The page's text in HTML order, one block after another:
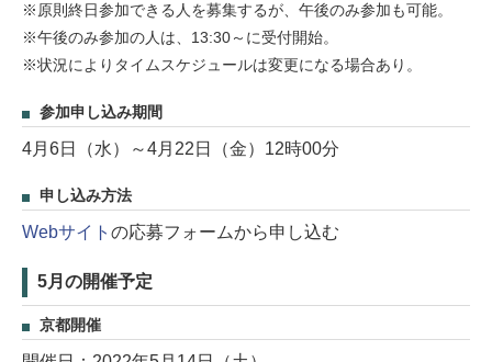
※原則終日参加できる人を募集するが、午後のみ参加も可能。
※午後のみ参加の人は、13:30～に受付開始。
※状況によりタイムスケジュールは変更になる場合あり。
参加申し込み期間
4月6日（水）～4月22日（金）12時00分
申し込み方法
Webサイト の応募フォームから申し込む
5月の開催予定
京都開催